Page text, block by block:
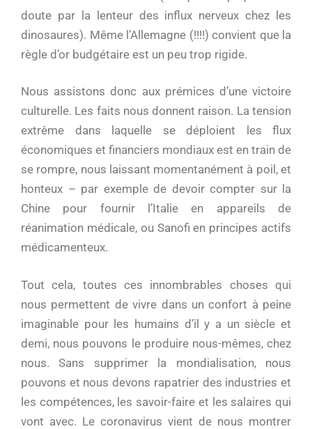
doute par la lenteur des influx nerveux chez les
dinosaures). Même l’Allemagne (!!!!) convient que la
règle d’or budgétaire est un peu trop rigide.
Nous assistons donc aux prémices d’une victoire
culturelle. Les faits nous donnent raison. La tension
extrême dans laquelle se déploient les flux
économiques et financiers mondiaux est en train de
se rompre, nous laissant momentanément à poil, et
honteux – par exemple de devoir compter sur la
Chine pour fournir l’Italie en appareils de
réanimation médicale, ou Sanofi en principes actifs
médicamenteux.
Tout cela, toutes ces innombrables choses qui
nous permettent de vivre dans un confort à peine
imaginable pour les humains d’il y a un siècle et
demi, nous pouvons le produire nous-mêmes, chez
nous. Sans supprimer la mondialisation, nous
pouvons et nous devons rapatrier des industries et
les compétences, les savoir-faire et les salaires qui
vont avec. Le coronavirus vient de nous montrer